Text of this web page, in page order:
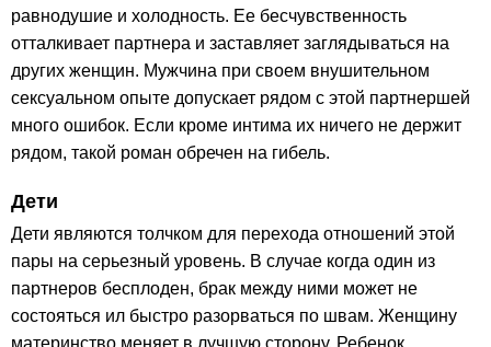
равнодушие и холодность. Ее бесчувственность
отталкивает партнера и заставляет заглядываться на
других женщин. Мужчина при своем внушительном
сексуальном опыте допускает рядом с этой партнершей
много ошибок. Если кроме интима их ничего не держит
рядом, такой роман обречен на гибель.
Дети
Дети являются толчком для перехода отношений этой
пары на серьезный уровень. В случае когда один из
партнеров бесплоден, брак между ними может не
состояться ил быстро разорваться по швам. Женщину
материнство меняет в лучшую сторону. Ребенок